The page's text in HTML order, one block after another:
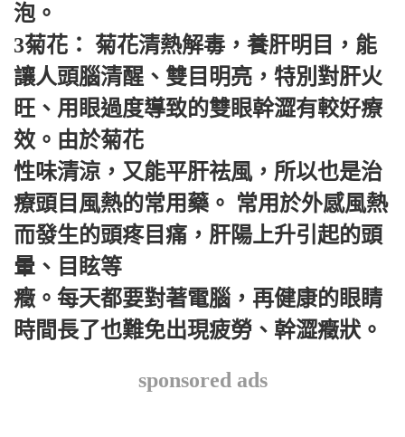
泡。
3菊花： 菊花清熱解毒，養肝明目，能
讓人頭腦清醒、雙目明亮，特別對肝火
旺、用眼過度導致的雙眼幹澀有較好療
效。由於菊花
性味清涼，又能平肝祛風，所以也是治
療頭目風熱的常用藥。 常用於外感風熱
而發生的頭疼目痛，肝陽上升引起的頭
暈、目眩等
癥。每天都要對著電腦，再健康的眼睛
時間長了也難免出現疲勞、幹澀癥狀。
sponsored ads